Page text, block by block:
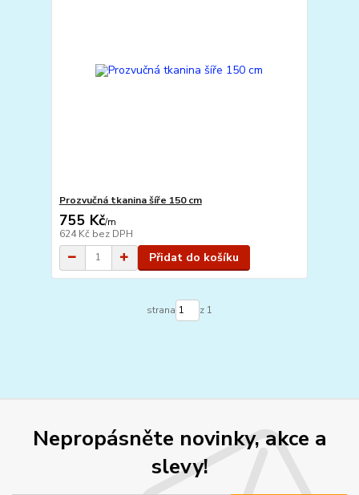
Prozvučná tkanina šíře 150 cm
755 Kč/m
624 Kč bez DPH
Přidat do košíku
strana z 1
Nepropásněte novinky, akce a
slevy!